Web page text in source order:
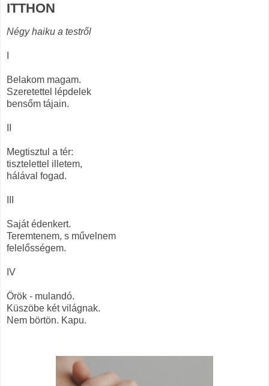
ITTHON
Négy haiku a testről
Belakom magam.
Szeretettel lépdelek
bensőm tájain.
Megtisztul a tér:
tisztelettel illetem,
hálával fogad.
Saját édenkert.
Teremtenem, s művelnem
felelősségem.
IV
Örök - mulandó.
Küszöbe két világnak.
Nem börtön. Kapu.